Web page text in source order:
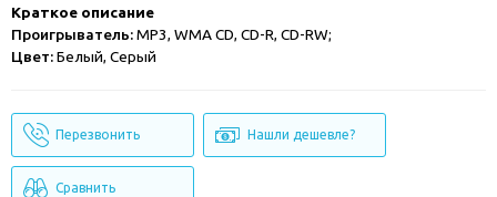
Краткое описание
Проигрыватель:MP3, WMA CD, CD-R, CD-RW;
Цвет:Белый, Серый
Перезвонить Нашли дешевле?
Сравнить